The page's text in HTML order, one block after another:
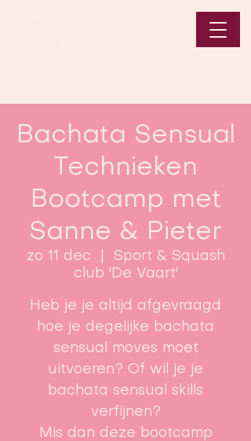
Bachata Sensual
Technieken
Bootcamp met
Sanne & Pieter
zo 11 dec
Sport & Squash
club 'De Vaart'
Heb je je altijd afgevraagd
hoe je degelijke bachata
sensual moves moet
uitvoeren? Of wil je je
bachata sensual skills
verfijnen?
Mis dan deze bootcamp